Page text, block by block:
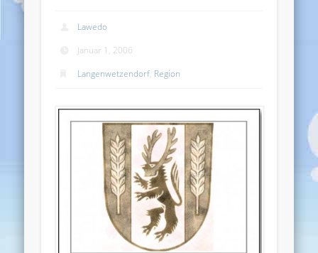
Lawedo
Januar 1, 2006
Langenwetzendorf, Region